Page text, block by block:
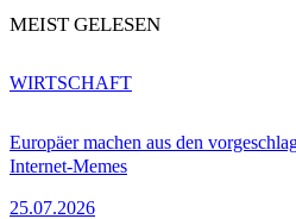
MEIST GELESEN
Europäer machen aus den
Internet-Memes
25.07.2026
WIRTSCHAFT